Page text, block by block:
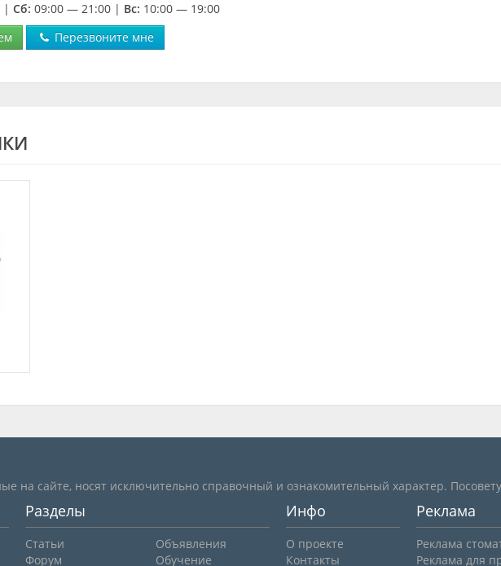
| Cб: 09:00 — 21:00 | Вс: 10:00 — 19:00
Перезвоните мне
на сайте, носят исключительно справочный и ознакомительный характер.
Разделы
Статьи
Форум
Объявления
Обучение
Инфо
О проекте
Контакты
Реклама
Реклама
Реклама для